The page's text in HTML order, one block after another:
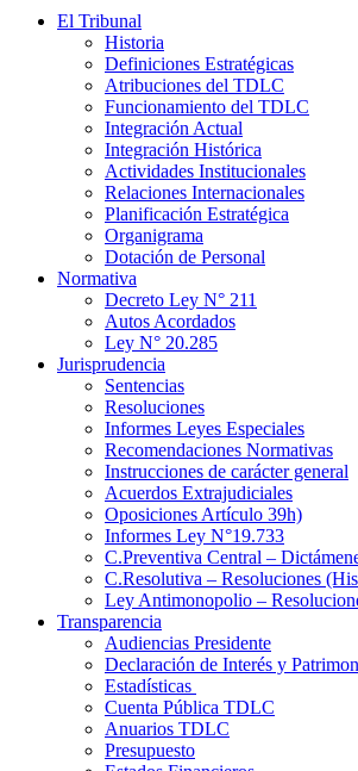
El Tribunal
Historia
Definiciones Estratégicas
Atribuciones del TDLC
Funcionamiento del TDLC
Integración Actual
Integración Histórica
Actividades Institucionales
Relaciones Internacionales
Planificación Estratégica
Organigrama
Dotación de Personal
Normativa
Decreto Ley N° 211
Autos Acordados
Ley N° 20.285
Jurisprudencia
Sentencias
Resoluciones
Informes Leyes Especiales
Recomendaciones Normativas
Instrucciones de carácter general
Acuerdos Extrajudiciales
Oposiciones Artículo 39h)
Informes Ley N°19.733
C.Preventiva Central –
C.Resolutiva – Resoluciones
Ley Antimonopolio –
Transparencia
Audiencias Presidente
Declaración de Interés y
Estadísticas
Cuenta Pública TDLC
Anuarios TDLC
Presupuesto